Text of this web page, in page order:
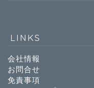
LINKS
会社情報
お問合せ
免責事項